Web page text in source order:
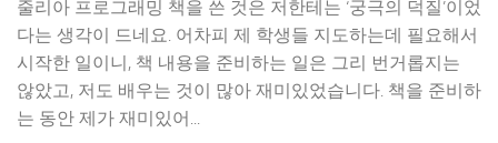
줄리아 프로그래밍 책을 쓴 것은 저한테는 ‘궁극의 덕질’이었
다는 생각이 드네요. 어차피 제 학생들 지도하는데 필요해서
시작한 일이니, 책 내용을 준비하는 일은 그리 번거롭지는
않았고, 저도 배우는 것이 많아 재미있었습니다. 책을 준비하
는 동안 제가 재미있어...